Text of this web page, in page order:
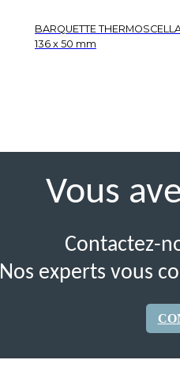
BARQUETTE
136 x 50 mm
Vous
Contactez-
Nos experts vous